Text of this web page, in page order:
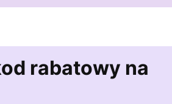
rabatowy na